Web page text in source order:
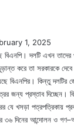
1, 2025
দলটি এখন
করে তা সরকারকে দেবে
বিএনপির। কিন্তু
জন্য প্রস্তাব দিচ্ছেন।
যে খসড়া পত্রপত্রিকায়
দিনের আন্দোলন ও